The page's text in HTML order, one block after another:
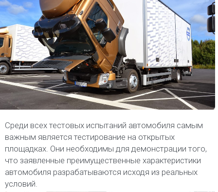
Среди всех тестовых испытаний автомобиля самым
важным является тестирование на открытых
площадках. Они необходимы для демонстрации того,
что заявленные преимущественные характеристики
автомобиля разрабатываются исходя из реальных
условий.